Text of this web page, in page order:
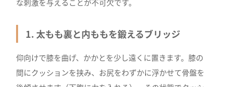
な刺激を与えることが不可欠です。
1. 太もも裏と内ももを鍛えるブリッジ
仰向けで膝を曲げ、かかとを少し遠くに置きます。膝の
間にクッションを挟み、お尻をわずかに浮かせて骨盤を